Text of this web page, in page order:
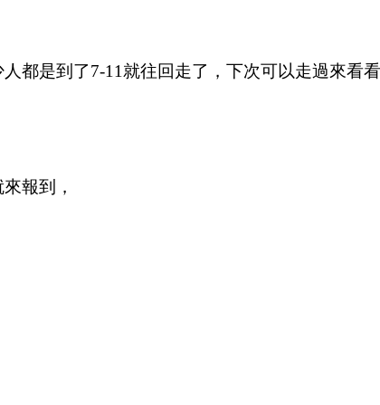
都是到了7-11就往回走了，下次可以走過來看
報到，